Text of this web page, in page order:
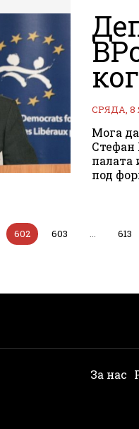
СРЯДА, 8
Мога
Стефан
палата
под
602 603 ... 613
За нас